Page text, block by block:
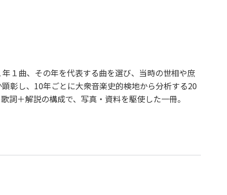
１曲、その年を代表する曲を選び、当時の世相や庶
彰し、10年ごとに大衆音楽史的検地から分析する20
詞＋解説の構成で、写真・資料を駆使した一冊。